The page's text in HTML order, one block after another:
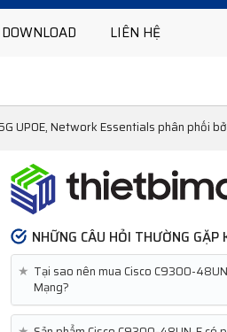
DOWNLOAD LIÊN HỆ
UPOE, Network Essentials phân phối
NHỮNG CÂU HỎI THƯỜNG GẶP
★ Tại sao nên mua Cisco C9300-
Mạng?